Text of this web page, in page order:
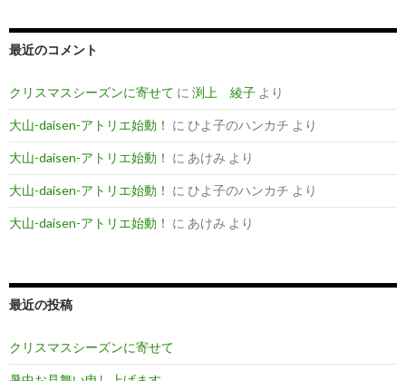
最近のコメント
クリスマスシーズンに寄せて に 渕上 綾子 より
大山-daisen-アトリエ始動！ に ひよ子のハンカチ より
大山-daisen-アトリエ始動！ に あけみ より
大山-daisen-アトリエ始動！ に ひよ子のハンカチ より
大山-daisen-アトリエ始動！ に あけみ より
最近の投稿
クリスマスシーズンに寄せて